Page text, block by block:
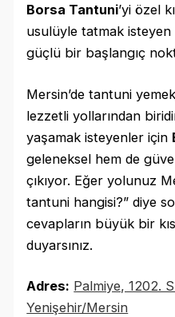
Borsa Tantuni’yi özel
usulüyle tatmak
güçlü bir başlangıç
Mersin’de tantuni
lezzetli yollarından
yaşamak isteyenler için
geleneksel hem de
çıkıyor. Eğer yolunuz
tantuni hangisi?” diye
cevapların büyük bir
duyarsınız.
Adres: Palmiye, 1202.
Yenişehir/Mersin